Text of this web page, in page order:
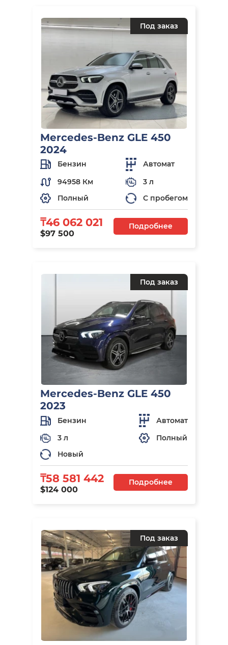
Под заказ
Mercedes-Benz GLE 450
2024
Бензин
Автомат
94958 Км
3 л
Полный
С пробегом
₸46 062 021
$97 500
Подробнее
Под заказ
Mercedes-Benz GLE 450
2023
Бензин
Автомат
3 л
Полный
Новый
₸58 581 442
$124 000
Подробнее
Под заказ